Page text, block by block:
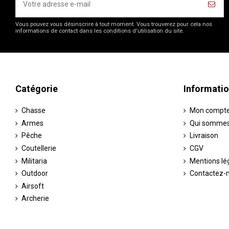
Vous pouvez vous désinscrire à tout moment. Vous trouverez pour cela nos
informations de contact dans les conditions d'utilisation du site.
Catégorie
Chasse
Armes
Pêche
Coutellerie
Militaria
Outdoor
Airsoft
Archerie
Mon
Qui
Livraison
CGV
Mentions
Contactez-